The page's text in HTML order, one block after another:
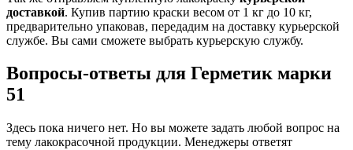
доставкой. Купив партию краски весом от 1 кг до 10 кг,
предварительно упаковав, передадим на доставку курьерской
службе. Вы сами сможете выбрать курьерскую службу.
Вопросы-ответы для Герметик марки
51
Здесь пока ничего нет. Но вы можете задать любой вопрос на
тему лакокрасочной продукции. Менеджеры ответят